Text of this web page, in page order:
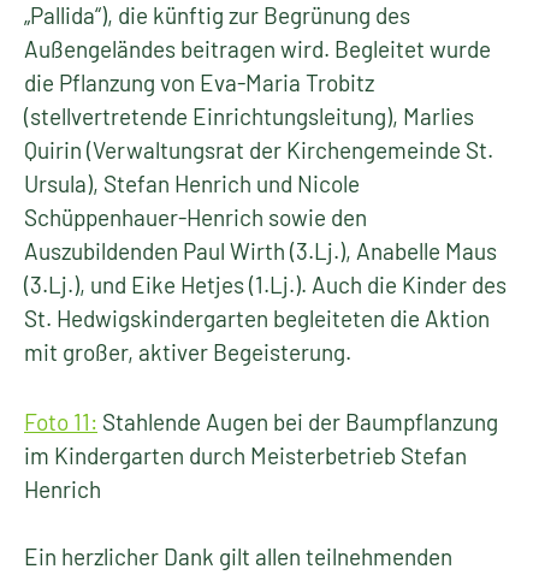
„Pallida“), die künftig zur Begrünung des
Außengeländes beitragen wird. Begleitet wurde
die Pflanzung von Eva-Maria Trobitz
(stellvertretende Einrichtungsleitung), Marlies
Quirin (Verwaltungsrat der Kirchengemeinde St.
Ursula), Stefan Henrich und Nicole
Schüppenhauer-Henrich sowie den
Auszubildenden Paul Wirth (3.Lj.), Anabelle Maus
(3.Lj.), und Eike Hetjes (1.Lj.). Auch die Kinder des
St. Hedwigskindergarten begleiteten die Aktion
mit großer, aktiver Begeisterung.
Foto 11: Stahlende Augen bei der Baumpflanzung
im Kindergarten durch Meisterbetrieb Stefan
Henrich
Ein herzlicher Dank gilt allen teilnehmenden